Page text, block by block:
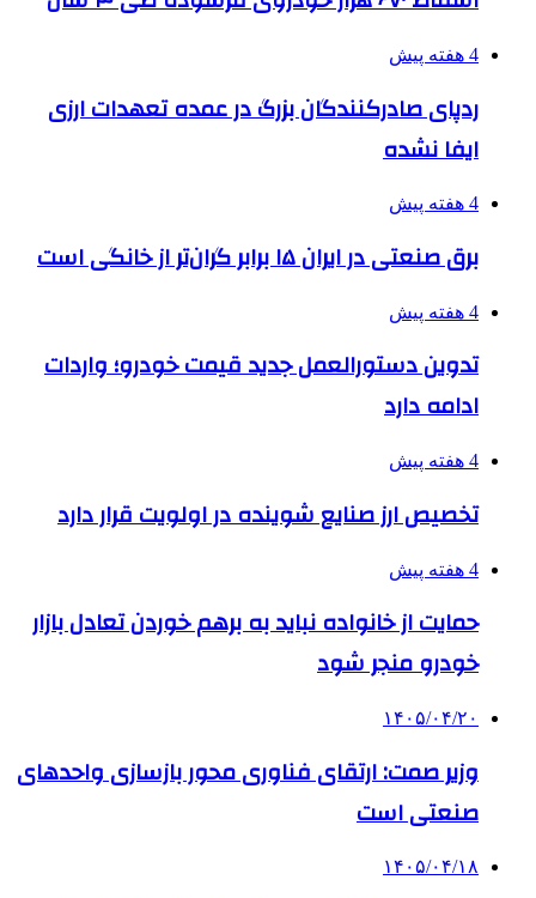
4 هفته پیش
ردپای صادرکنندگان بزرگ در عمده تعهدات ارزی
ایفا نشده
4 هفته پیش
برق صنعتی در ایران ۱۵ برابر گران‌تر از خانگی است
4 هفته پیش
تدوین دستورالعمل جدید قیمت خودرو؛ واردات
ادامه دارد
4 هفته پیش
تخصیص ارز صنایع شوینده در اولویت قرار دارد
4 هفته پیش
حمایت از خانواده نباید به برهم خوردن تعادل بازار
خودرو منجر شود
۱۴۰۵/۰۴/۲۰
وزیر صمت: ارتقای فناوری محور بازسازی واحدهای
صنعتی است
۱۴۰۵/۰۴/۱۸